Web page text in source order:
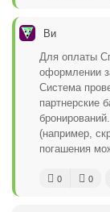
Ви
Для оплаты
оформлении
Система
партнерские
(например,
погашения
0 0